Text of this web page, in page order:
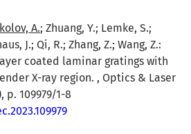
A.; Zhuang, Y.; Lemke, S.;
J.; Qi, R.; Zhang, Z.; Wang, Z.:
coated laminar gratings with
X-ray region. , Optics & Laser
p. 109979/1-8